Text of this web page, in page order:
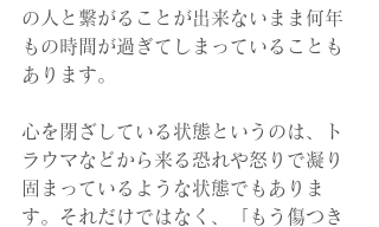
の人と繋がることが出来ないまま何年
もの時間が過ぎてしまっていることも
あります。
心を閉ざしている状態というのは、ト
ラウマなどから来る恐れや怒りで凝り
固まっているような状態でもありま
す。それだけではなく、「もう傷つき